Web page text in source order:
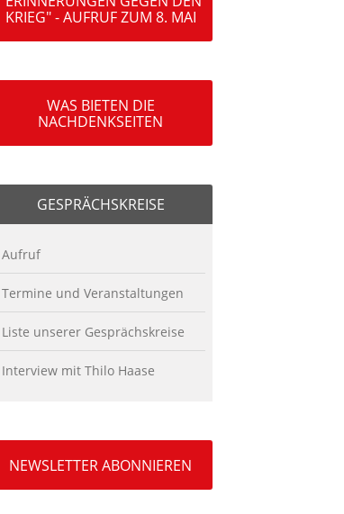
KRIEG" - AUFRUF ZUM 8. MAI
WAS BIETEN DIE
NACHDENKSEITEN
GESPRÄCHSKREISE
Aufruf
Termine und Veranstaltungen
Liste unserer Gesprächskreise
Interview mit Thilo Haase
NEWSLETTER ABONNIEREN